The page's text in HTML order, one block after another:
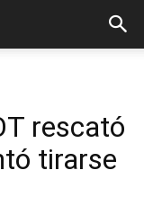
rescató
tirarse